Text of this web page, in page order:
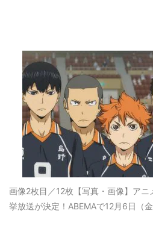
画像2枚目／12枚 【写真・画像】ア
挙放送が決定！ABEMAで12月6日（